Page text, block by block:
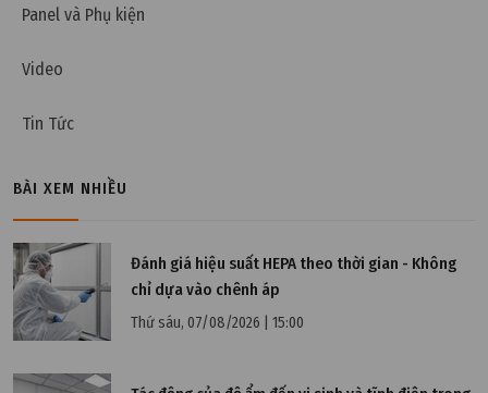
Panel và Phụ kiện
Video
Tin Tức
BÀI XEM NHIỀU
Đánh giá hiệu suất HEPA theo thời gian - Không
chỉ dựa vào chênh áp
Thứ sáu, 07/08/2026 | 15:00